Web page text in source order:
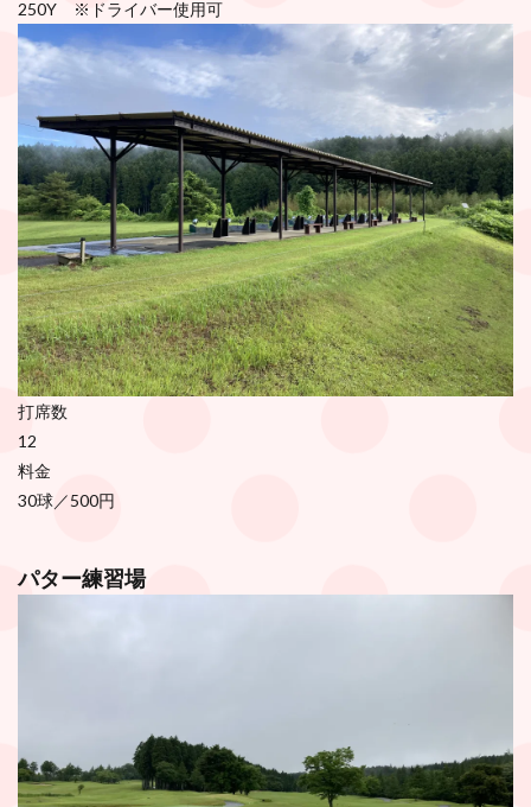
250Y ※ドライバー使用可
打席数
12
料金
30球／500円
パター練習場